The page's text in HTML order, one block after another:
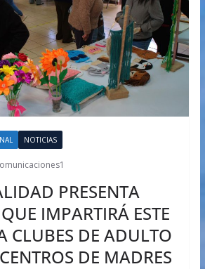
NOTICIAS
PRESENTA
IMPARTIRÁ ESTE
CLUBES DE ADULTO
DE MADRES